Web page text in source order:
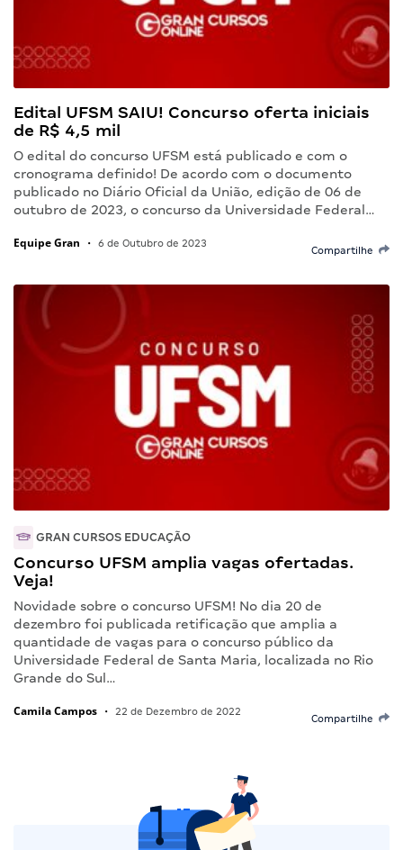
Edital UFSM SAIU! Concurso oferta iniciais
de R$ 4,5 mil
O edital do concurso UFSM está publicado e com o
cronograma definido! De acordo com o documento
publicado no Diário Oficial da União, edição de 06 de
outubro de 2023, o concurso da Universidade Federal…
Equipe Gran • 6 de Outubro de 2023
Compartilhe
GRAN CURSOS EDUCAÇÃO
Concurso UFSM amplia vagas ofertadas.
Veja!
Novidade sobre o concurso UFSM! No dia 20 de
dezembro foi publicada retificação que amplia a
quantidade de vagas para o concurso público da
Universidade Federal de Santa Maria, localizada no Rio
Grande do Sul…
Camila Campos • 22 de Dezembro de 2022
Compartilhe